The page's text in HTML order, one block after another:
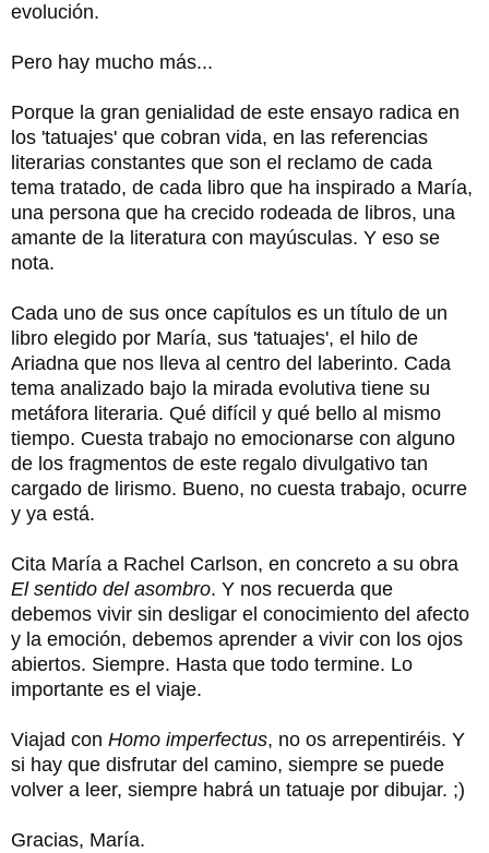
evolución.
Pero hay mucho más...
Porque la gran genialidad de este ensayo radica en
los 'tatuajes' que cobran vida, en las referencias
literarias constantes que son el reclamo de cada
tema tratado, de cada libro que ha inspirado a María,
una persona que ha crecido rodeada de libros, una
amante de la literatura con mayúsculas. Y eso se
nota.
Cada uno de sus once capítulos es un título de un
libro elegido por María, sus 'tatuajes', el hilo de
Ariadna que nos lleva al centro del laberinto. Cada
tema analizado bajo la mirada evolutiva tiene su
metáfora literaria. Qué difícil y qué bello al mismo
tiempo. Cuesta trabajo no emocionarse con alguno
de los fragmentos de este regalo divulgativo tan
cargado de lirismo. Bueno, no cuesta trabajo, ocurre
y ya está.
Cita María a Rachel Carlson, en concreto a su obra
El sentido del asombro. Y nos recuerda que
debemos vivir sin desligar el conocimiento del afecto
y la emoción, debemos aprender a vivir con los ojos
abiertos. Siempre. Hasta que todo termine. Lo
importante es el viaje.
Viajad con Homo imperfectus, no os arrepentiréis. Y
si hay que disfrutar del camino, siempre se puede
volver a leer, siempre habrá un tatuaje por dibujar. ;)
Gracias, María.